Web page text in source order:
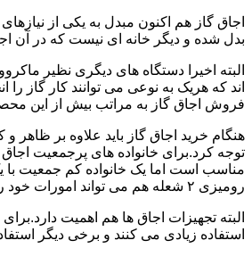
اجاق گاز هم اکنون مبدل به یکی از
بدل شده و دیگر خانه ای نیست که در آن
البته اخیرا دستگاه های دیگری نظیر
اند که هریک به نوعی می توانند کار گاز را
فروش اجاق گاز به مراتب بیش از این
هنگام خرید اجاق گاز باید علاوه بر ظاهر و
رومیزی ۲ شعله هم می تواند امورات خود را بگذراند.
البته تجهیزات اجاق ها هم اهمیت
استفاده زیادی می کنند و برخی دیگر